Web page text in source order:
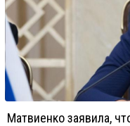
Матвиенко заявила,